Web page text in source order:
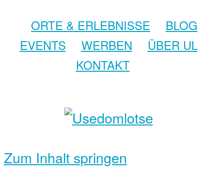
ORTE & ERLEBNISSE
BLOG
EVENTS
WERBEN
ÜBER UL
KONTAKT
Zum Inhalt springen